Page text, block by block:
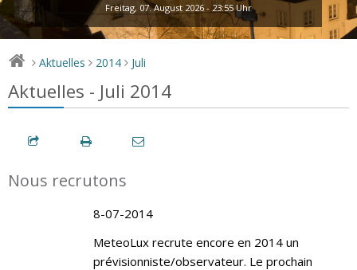
Freitag, 07. August 2026 - 23:55 Uhr
> Aktuelles > 2014 > Juli
Aktuelles - Juli 2014
Nous recrutons
8-07-2014
MeteoLux recrute encore en 2014 un
prévisionniste/observateur. Le prochain